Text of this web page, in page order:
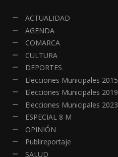
ACTUALIDAD
AGENDA
COMARCA
CULTURA
DEPORTES
Elecciones Municipales 2015
Elecciones Municipales 2019
Elecciones Municipales 2023
ESPECIAL 8 M
OPINIÓN
Publireportaje
SALUD